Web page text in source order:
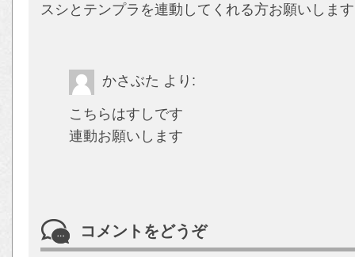
スシとテンプラを連動してくれる方お願いしま
かさぶた より:
こちらはすしです
連動お願いします
コメントをどうぞ